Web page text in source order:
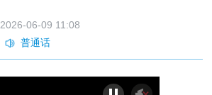
2026-06-09 11:08